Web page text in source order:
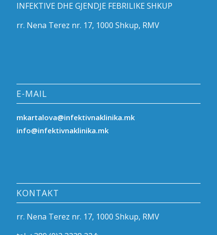
INFEKTIVE DHE GJENDJE FEBRILIKE SHKUP
rr. Nena Terez nr. 17, 1000 Shkup, RMV
E-MAIL
mkartalova@infektivnaklinika.mk
info@infektivnaklinika.mk
KONTAKT
rr. Nena Terez nr. 17, 1000 Shkup, RMV